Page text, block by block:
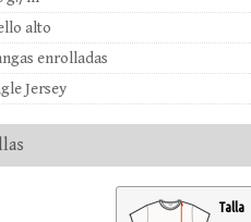
alto
enrolladas
Jersey
Talla